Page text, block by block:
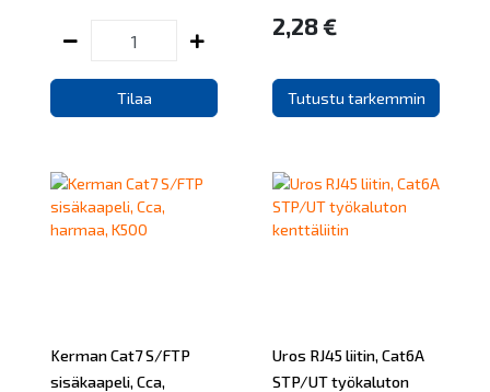
Tilaa
2,28 €
Tutustu tarkemmin
Kerman Cat7 S/FTP
sisäkaapeli, Cca,
Uros RJ45 liitin, Cat6A
STP/UT työkaluton